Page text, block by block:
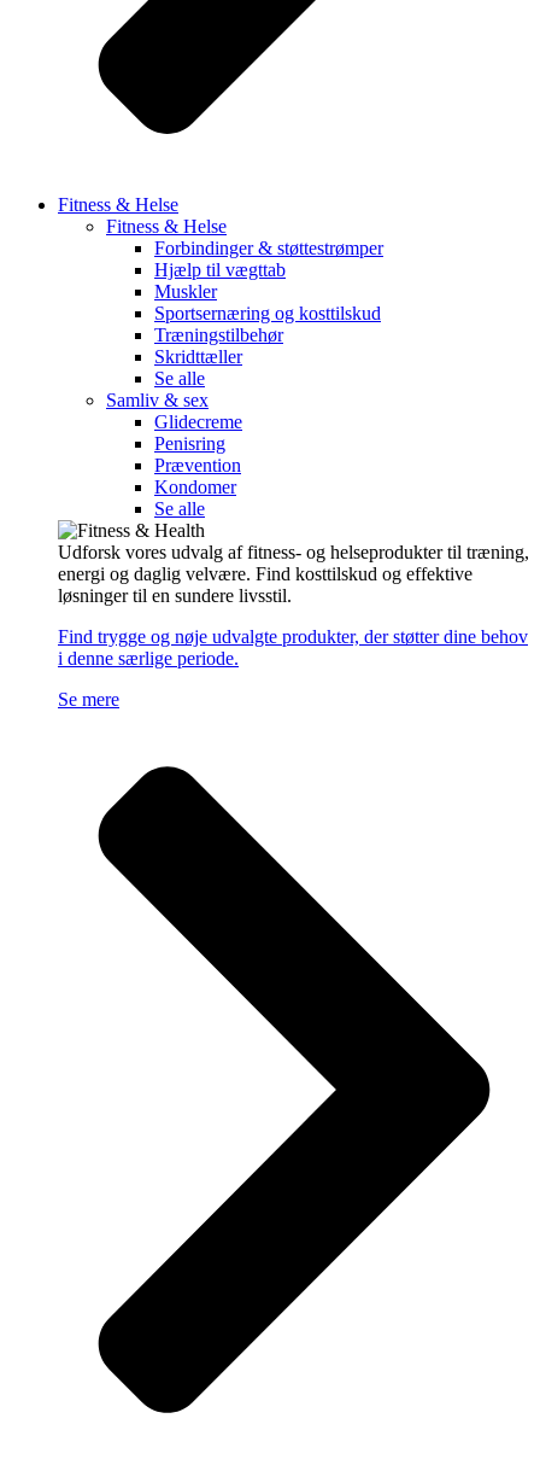
Fitness & Helse
Fitness & Helse
Forbindinger & støttestrømper
Hjælp til vægttab
Muskler
Sportsernæring og kosttilskud
Træningstilbehør
Skridttæller
Se alle
Samliv & sex
Glidecreme
Penisring
Prævention
Kondomer
Se alle
Udforsk vores udvalg af fitness- og helseprodukter til træning,
energi og daglig velvære. Find kosttilskud og effektive
løsninger til en sundere livsstil.
Find trygge og nøje udvalgte produkter, der støtter dine behov
i denne særlige periode.
Se mere